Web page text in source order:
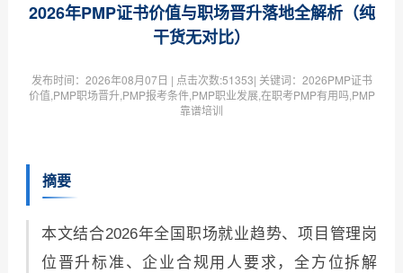
2026年PMP证书价值与职场晋升落地全解析（纯
干货无对比）
发布时间： 2026年08月07日 | 点击次数:51353| 关键词：2026PMP证书
价值,PMP职场晋升,PMP报考条件,PMP职业发展,在职考PMP有用吗,PMP
靠谱培训
摘要
本文结合2026年全国职场就业趋势、项目管理岗
位晋升标准、企业合规用人要求，全方位拆解